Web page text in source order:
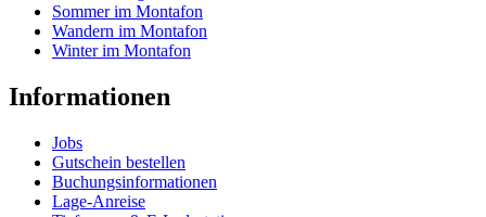
Sommer im Montafon
Wandern im Montafon
Winter im Montafon
Informationen
Jobs
Gutschein bestellen
Buchungs­informationen
Lage-Anreise